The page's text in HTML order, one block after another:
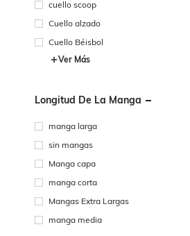
cuello scoop
Cuello alzado
Cuello Béisbol
Ver Más
Longitud De La Manga
manga larga
sin mangas
Manga capa
manga corta
Mangas Extra Largas
manga media